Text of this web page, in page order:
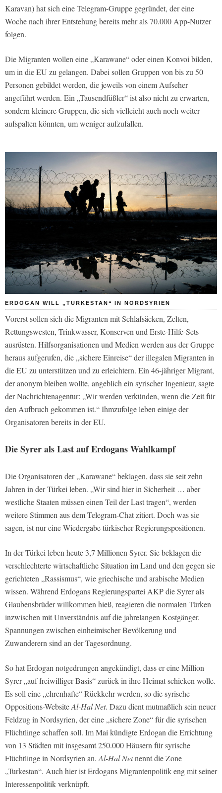
Karavan) hat sich eine Telegram-Gruppe gegründet, der eine
Woche nach ihrer Entstehung bereits mehr als 70.000 App-Nutzer
folgen.
Die Migranten wollen eine „Karawane“ oder einen Konvoi bilden,
um in die EU zu gelangen. Dabei sollen Gruppen von bis zu 50
Personen gebildet werden, die jeweils von einem Aufseher
angeführt werden. Ein „Tausendfüßler“ ist also nicht zu erwarten,
sondern kleinere Gruppen, die sich vielleicht auch noch weiter
aufspalten könnten, um weniger aufzufallen.
ERDOGAN WILL „TURKESTAN“ IN NORDSYRIEN
Vorerst sollen sich die Migranten mit Schlafsäcken, Zelten,
Rettungswesten, Trinkwasser, Konserven und Erste-Hilfe-Sets
ausrüsten. Hilfsorganisationen und Medien werden aus der Gruppe
heraus aufgerufen, die „sichere Einreise“ der illegalen Migranten in
die EU zu unterstützen und zu erleichtern. Ein 46-jähriger Migrant,
der anonym bleiben wollte, angeblich ein syrischer Ingenieur, sagte
der Nachrichtenagentur: „Wir werden verkünden, wenn die Zeit für
den Aufbruch gekommen ist.“ Ihmzufolge leben einige der
Organisatoren bereits in der EU.
Die Syrer als Last auf Erdogans Wahlkampf
Die Organisatoren der „Karawane“ beklagen, dass sie seit zehn
Jahren in der Türkei leben. „Wir sind hier in Sicherheit … aber
westliche Staaten müssen einen Teil der Last tragen“, werden
weitere Stimmen aus dem Telegram-Chat zitiert. Doch was sie
sagen, ist nur eine Wiedergabe türkischer Regierungspositionen.
In der Türkei leben heute 3,7 Millionen Syrer. Sie beklagen die
verschlechterte wirtschaftliche Situation im Land und den gegen sie
gerichteten „Rassismus“, wie griechische und arabische Medien
wissen. Während Erdogans Regierungspartei AKP die Syrer als
Glaubensbrüder willkommen hieß, reagieren die normalen Türken
inzwischen mit Unverständnis auf die jahrelangen Kostgänger.
Spannungen zwischen einheimischer Bevölkerung und
Zuwanderern sind an der Tagesordnung.
So hat Erdogan notgedrungen angekündigt, dass er eine Million
Syrer „auf freiwilliger Basis“ zurück in ihre Heimat schicken wolle.
Es soll eine „ehrenhafte“ Rückkehr werden, so die syrische
Oppositions-WebsiteAl-Hal Net. Dazu dient mutmaßlich sein neuer
Feldzug in Nordsyrien, der eine „sichere Zone“ für die syrischen
Flüchtlinge schaffen soll. Im Mai kündigte Erdogan die Errichtung
von 13 Städten mit insgesamt 250.000 Häusern für syrische
Flüchtlinge in Nordsyrien an. Al-Hal Netnennt die Zone
„Turkestan“. Auch hier ist Erdogans Migrantenpolitik eng mit seiner
Interessenpolitik verknüpft.